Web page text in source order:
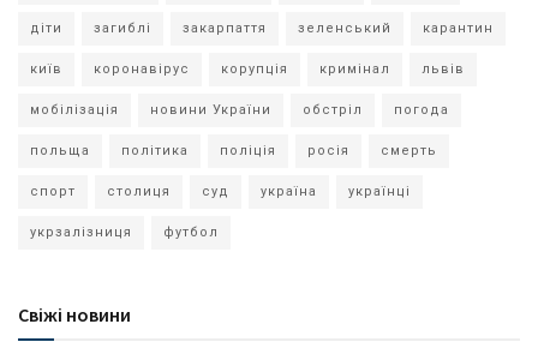
діти загиблі закарпаття зеленський карантин
київ коронавірус корупція кримінал львів
мобілізація новини України обстріл погода
польща політика поліція росія смерть
спорт столиця суд україна українці
укрзалізниця футбол
Свіжі новини